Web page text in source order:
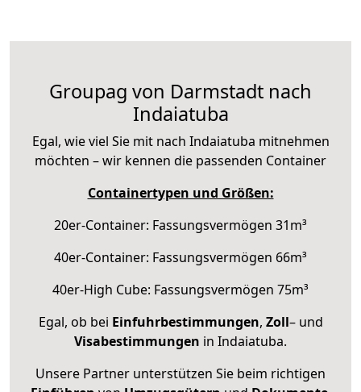
Groupag von Darmstadt nach
Indaiatuba
Egal, wie viel Sie mit nach Indaiatuba mitnehmen
möchten – wir kennen die passenden Container
Containertypen und Größen:
20er-Container: Fassungsvermögen 31m³
40er-Container: Fassungsvermögen 66m³
40er-High Cube: Fassungsvermögen 75m³
Egal, ob bei Einfuhrbestimmungen, Zoll– und
Visabestimmungen in Indaiatuba.
Unsere Partner unterstützen Sie beim richtigen